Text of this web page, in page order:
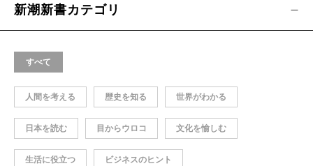
新潮新書カテゴリ
すべて
人間を考える 歴史を知る 世界がわかる
日本を読む 目からウロコ 文化を愉しむ
生活に役立つ ビジネスのヒント